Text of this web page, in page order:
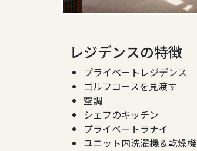
レジデンスの特徴
プライベートレジデンス
ゴルフコースを見渡す
空調
シェフのキッチン
プライベートラナイ
ユニット内洗濯機＆乾燥機